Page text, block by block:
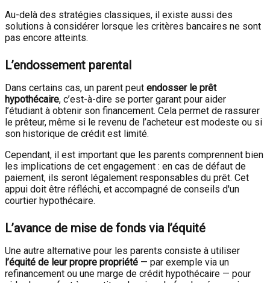
Au-delà des stratégies classiques, il existe aussi des
solutions à considérer lorsque les critères bancaires ne sont
pas encore atteints.
L’endossement parental
Dans certains cas, un parent peut endosser le prêt
hypothécaire, c’est-à-dire se porter garant pour aider
l’étudiant à obtenir son financement. Cela permet de rassurer
le prêteur, même si le revenu de l’acheteur est modeste ou si
son historique de crédit est limité.
Cependant, il est important que les parents comprennent bien
les implications de cet engagement : en cas de défaut de
paiement, ils seront légalement responsables du prêt. Cet
appui doit être réfléchi, et accompagné de conseils d'un
courtier hypothécaire.
L’avance de mise de fonds via l’équité
Une autre alternative pour les parents consiste à utiliser
l’équité de leur propre propriété — par exemple via un
refinancement ou une marge de crédit hypothécaire — pour